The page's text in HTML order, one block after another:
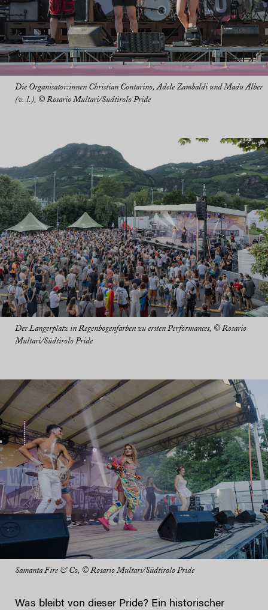
Die Organisator:innen Christian Contarino, Adele Zambaldi und Madu Alber
(v. l.), © Rosario Multari/Südtirolo Pride
Der Langerplatz in Regenbogenfarben zu ersten Performances, © Rosario
Multari/Südtirolo Pride
Samanta Fire & Co, © Rosario Multari/Südtirolo Pride
Was bleibt von dieser Pride? Ein historischer